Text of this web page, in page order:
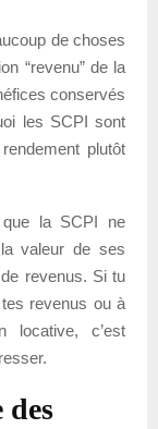
de choses
“revenu” de la
conservés
les SCPI sont
plutôt
la SCPI ne
valeur de ses
revenus. Si tu
revenus ou à
locative, c’est
des